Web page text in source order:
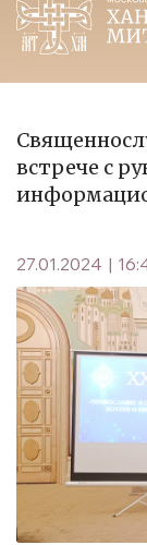
встрече с
27.01.2024 |